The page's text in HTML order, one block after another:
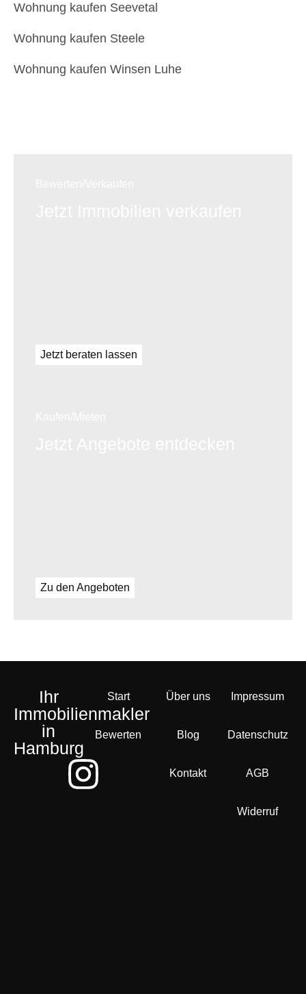
Wohnung kaufen Seevetal
Wohnung kaufen Steele
Wohnung kaufen Winsen Luhe
Jetzt beraten lassen
Zu den Angeboten
Ihr
Immobilienmakler
in
Hamburg
Start
Bewerten
Über uns
Blog
Kontakt
Impressum
Datenschutz
AGB
Widerruf